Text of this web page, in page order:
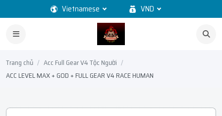
Vietnamese VND
Trang chủ
Acc Full Gear V4 Tộc Người
ACC LEVEL MAX + GOD + FULL GEAR V4 RACE HUMAN